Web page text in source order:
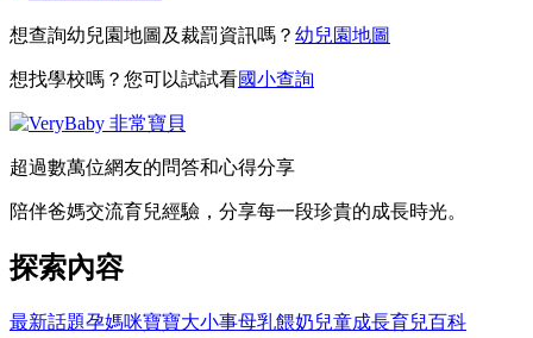
想查詢幼兒園地圖及裁罰資訊嗎？ 幼兒園地圖
想找學校嗎？您可以試試看國小查詢
超過數萬位網友的問答和心得分享
陪伴爸媽交流育兒經驗，分享每一段珍貴的成長時光。
探索內容
最新話題孕媽咪寶寶大小事母乳餵奶兒童成長育兒百科